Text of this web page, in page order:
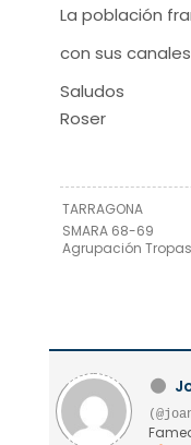
La población
con sus
Saludos
Roser
TARRAGONA
SMARA 68-69
Agrupación